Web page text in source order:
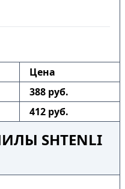
Цена
388 руб.
412 руб.
SHTENLI